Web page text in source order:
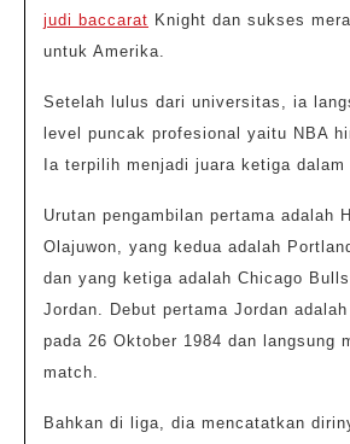
judi baccarat Knight dan sukses
untuk Amerika.
Setelah lulus dari universitas, ia
level puncak profesional yaitu NBA
Ia terpilih menjadi juara ketiga
Urutan pengambilan pertama adalah
Olajuwon, yang kedua adalah
dan yang ketiga adalah Chicago
Jordan. Debut pertama Jordan
pada 26 Oktober 1984 dan langsung
match.
Bahkan di liga, dia mencatatkan